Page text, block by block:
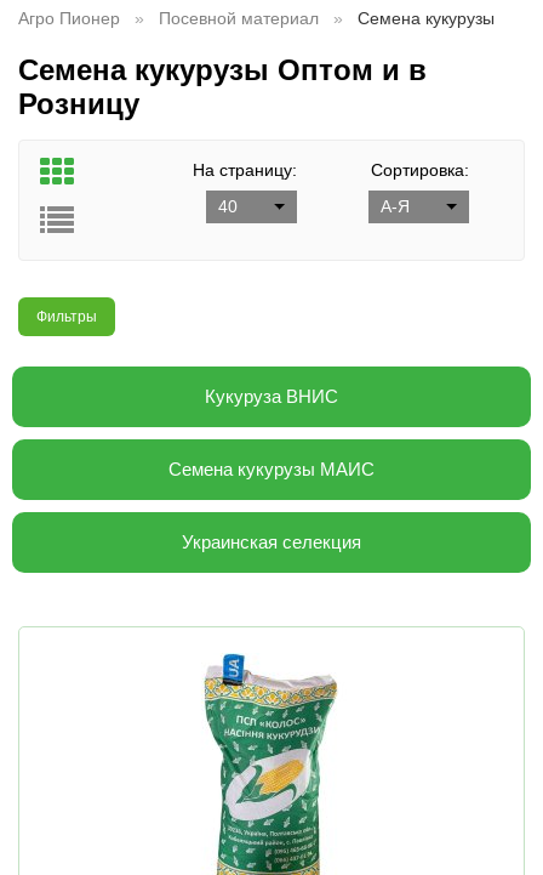
Агро Пионер Посевной материал Семена кукурузы
Семена кукурузы Оптом и в
Розницу
На страницу:
40
Сортировка:
А-Я
Фильтры
Кукуруза ВНИС
Семена кукурузы МАИС
Украинская селекция